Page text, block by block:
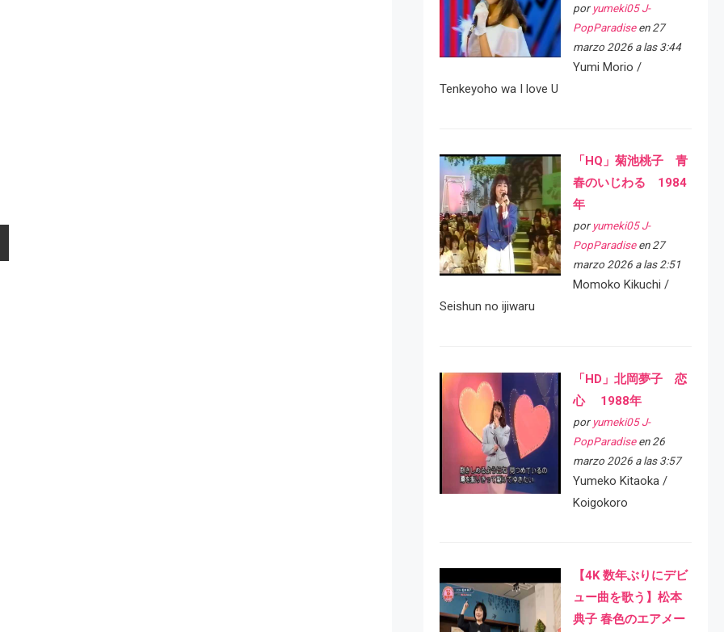
por yumeki05 J-
PopParadiseen 27
marzo 2026 a las 3:44
Yumi Morio /
Tenkeyoho wa I love U
「HQ」菊池桃子 青
春のいじわる 1984
年
por yumeki05 J-
PopParadiseen 27
marzo 2026 a las 2:51
Momoko Kikuchi /
Seishun no ijiwaru
「HD」北岡夢子 恋
心 1988年
por yumeki05 J-
PopParadiseen 26
marzo 2026 a las 3:57
Yumeko Kitaoka /
Koigokoro
【4K 数年ぶりにデビ
ュー曲を歌う】松本
典子 春色のエアメー